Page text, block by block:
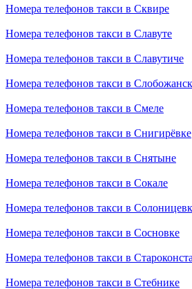
Номера телефонов такси в Сквире
Номера телефонов такси в Славуте
Номера телефонов такси в Славутиче
Номера телефонов такси в
Номера телефонов такси в Смеле
Номера телефонов такси в Снигирёвке
Номера телефонов такси в Снятыне
Номера телефонов такси в Сокале
Номера телефонов такси в
Номера телефонов такси в Сосновке
Номера телефонов такси в
Номера телефонов такси в Стебнике